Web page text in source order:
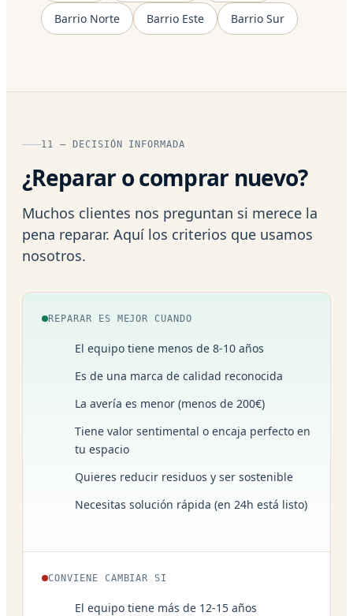
Barrio Norte Barrio Este Barrio Sur
11 — DECISIÓN INFORMADA
¿Reparar o comprar nuevo?
Muchos clientes nos preguntan si merece la
pena reparar. Aquí los criterios que usamos
nosotros.
REPARAR ES MEJOR CUANDO
El equipo tiene menos de 8-10 años
Es de una marca de calidad reconocida
La avería es menor (menos de 200€)
Tiene valor sentimental o encaja perfecto en
tu espacio
Quieres reducir residuos y ser sostenible
Necesitas solución rápida (en 24h está listo)
CONVIENE CAMBIAR SI
El equipo tiene más de 12-15 años